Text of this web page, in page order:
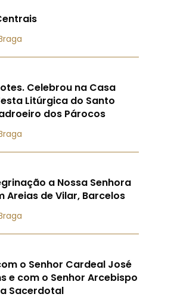
Celebrou na Casa
Litúrgica do Santo
dos Párocos
a Nossa Senhora
Areias de Vilar, Barcelos
o Senhor Cardeal José
e com o Senhor Arcebispo
Sacerdotal